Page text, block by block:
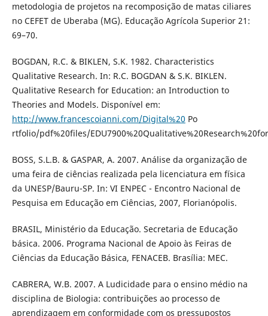
metodologia de projetos na recomposição de matas ciliares
no CEFET de Uberaba (MG). Educação Agrícola Superior 21:
69–70.
BOGDAN, R.C. & BIKLEN, S.K. 1982. Characteristics
Qualitative Research. In: R.C. BOGDAN & S.K. BIKLEN.
Qualitative Research for Education: an Introduction to
Theories and Models. Disponível em:
http://www.francescoianni.com/Digital%20 Po
rtfolio/pdf%20files/
BOSS, S.L.B. & GASPAR, A. 2007. Análise da organização de
uma feira de ciências realizada pela licenciatura em física
da UNESP/Bauru-SP. In: VI ENPEC - Encontro Nacional de
Pesquisa em Educação em Ciências, 2007, Florianópolis.
BRASIL, Ministério da Educação. Secretaria de Educação
básica. 2006. Programa Nacional de Apoio às Feiras de
Ciências da Educação Básica, FENACEB. Brasília: MEC.
CABRERA, W.B. 2007. A Ludicidade para o ensino médio na
disciplina de Biologia: contribuições ao processo de
aprendizagem em conformidade com os pressupostos